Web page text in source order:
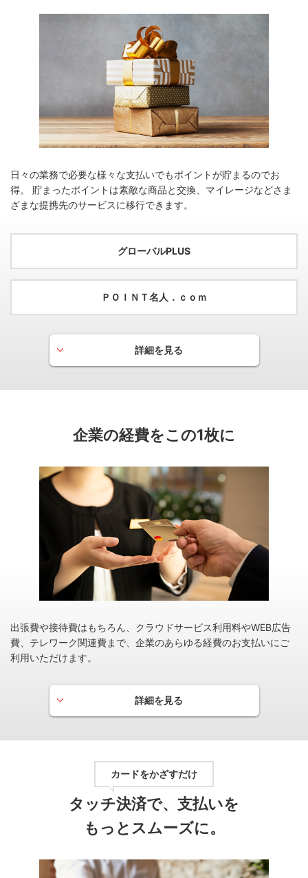
日々の業務で必要な様々な支払いでもポイントが貯まるのでお
得。
貯まったポイントは素敵な商品と交換、マイレージなどさま
ざまな提携先のサービスに移行できます。
グローバルPLUS
ＰＯＩＮＴ名人．ｃｏｍ
グローバルPLUS
月間のショッピングご利用金額に応じて当月の基本ポイント
ゴールドの場合
月間のご利用が10万円以上の方は、基本ポイント
の50％分を加算いたします。
※月間（1ヵ月）のご利用は、原則毎月16日～翌月15日を対象期間とし、
翌々月ご請求分にポイント付与いたします。
ＰＯＩＮＴ名人．ｃｏｍ
ＰＯＩＮＴ名人．ｃｏｍなら、いつものネットショッ
す。
詳細を見る
企業の経費をこの1枚に
出張費や接待費はもちろん、クラウドサービス利用料やWEB広告
費、テレワーク関連費まで、企業のあらゆる経費のお支払いにご
利用いただけます。
詳細を見る
カードをかざすだけ
タッチ決済で、支払いを
もっとスムーズに。